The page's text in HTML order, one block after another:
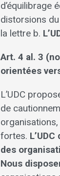
d’équilibrage
distorsions
la lettre b.
Art. 4 al. 3
orientées
L’UDC
de
fortes.
des
Nous